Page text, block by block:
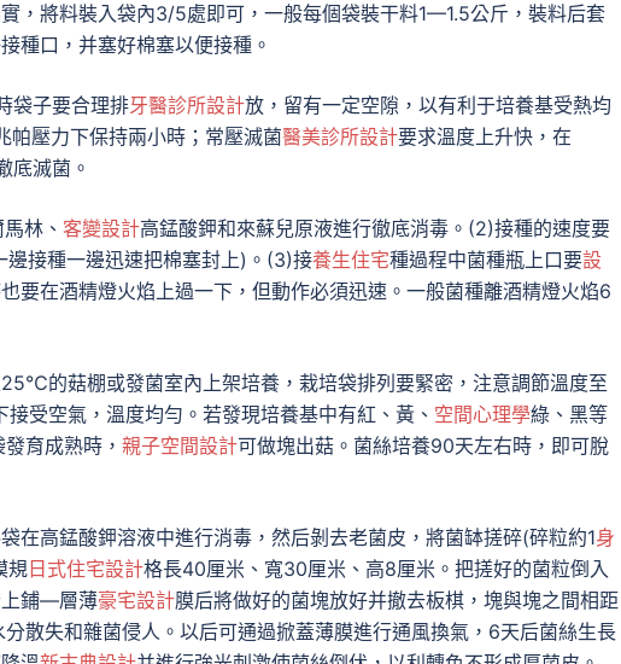
，將料裝入袋內3/5處即可，一般每個袋裝干料1—1.5公斤，裝料后套
種口，并塞好棉塞以便接種。
袋子要合理排牙醫診所設計放，留有一定空隙，以有利于培養基受熱均
帕壓力下保持兩小時；常壓滅菌醫美診所設計要求溫度上升快，在
滅菌。
林、 客變設計高錳酸鉀和來蘇兒原液進行徹底消毒。(2)接種的速度要
接種一邊迅速把棉塞封上)。(3)接養生住宅種過程中菌種瓶上口要設
要在酒精燈火焰上過一下，但動作必須迅速。一般菌種離酒精燈火焰6
的菇棚或發菌室內上架培養，栽培袋排列要緊密，注意調節溫度至
受空氣，溫度均勻。若發現培養基中有紅、黃、 空間心理學綠、黑等
育成熟時， 親子空間設計可做塊出菇。菌絲培養90天左右時，即可脫
在高錳酸鉀溶液中進行消毒，然后剝去老菌皮，將菌缽搓碎(碎粒約1身
規日式住宅設計格長40厘米、寬30厘米、高8厘米。把搓好的菌粒倒入
上鋪—層薄豪宅設計膜后將做好的菌塊放好并撤去板棋，塊與塊之間相距
散失和雜菌侵人。以后可通過掀蓋薄膜進行通風換氣，6天后菌絲生長